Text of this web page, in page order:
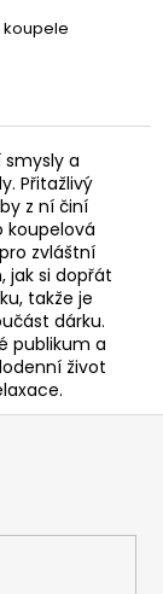
smysly a
Přitažlivý
z ní činí
koupelová
zvláštní
jak si dopřát
takže je
dárku.
publikum a
život